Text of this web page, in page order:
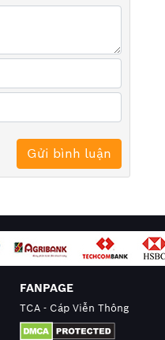
ngầm của nhiều
nghiệm chúng
lượng cao, dây
giá với chiết khấu
FANPAGE
TCA - Cáp Viễn Thông